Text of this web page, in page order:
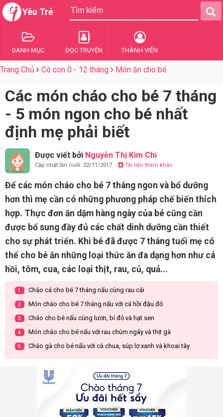
Yêu Trẻ
DANH MỤC ĐỌC TRUYỆN THÀNH VIÊN
Trang Chủ Có con 0 - 12 tháng Món ăn cho bé
Các món cháo cho bé 7 tháng
- 5 món ngon cho bé nhất
định mẹ phải biết
Được viết bởi Nguyễn Thị Kim Chi
Cập nhật lần cuối: 22/11/2017 Tài liệu tham khảo
Để các món cháo cho bé 7 tháng ngon và bổ dưỡng
hơn thì mẹ cần có những phương pháp chế biến thích
hợp. Thực đơn ăn dặm hàng ngày của bé cũng cần
được bổ sung đầy đủ các chất dinh dưỡng cần thiết
cho sự phát triển. Khi bé đã được 7 tháng tuổi mẹ có
thể cho bé ăn những loại thức ăn đa dạng hơn như cá
hồi, tôm, cua, các loại thịt, rau, củ, quả...
1. Cháo cá cho bé 7 tháng nấu cùng rau cải
2. Món cháo cho bé 7 tháng nấu với cá hồi đậu đỏ
3. Cháo cho bé nấu cùng lươn, bí đỏ và hạt sen
4. Món cháo cho bé nấu với rau chùm ngây và thịt gà
5. Cháo gà cho bé nấu với cà chua, súp lơ xanh và khoai tây